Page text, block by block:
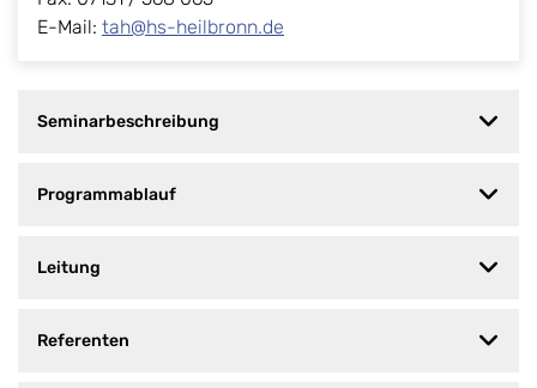
E-Mail: tah@hs-heilbronn.de
Seminarbeschreibung
Programmablauf
Leitung
Referenten